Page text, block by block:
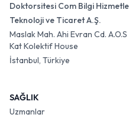
Doktorsitesi Com Bilgi
Teknoloji ve Ticaret A.Ş.
Maslak Mah. Ahi Evran Cd.
Kat Kolektif House
İstanbul, Türkiye
SAĞLIK
Uzmanlar